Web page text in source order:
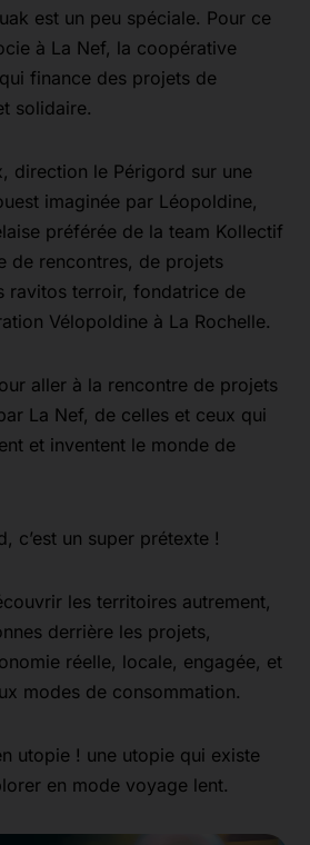
est un peu spéciale. Pour ce
à La Nef, la coopérative
finance des projets de
solidaire.
direction le Périgord sur une
imaginée par Léopoldine,
préférée de la team Kollectif
de rencontres, de projets
ravitos terroir, fondatrice de
Vélopoldine à La Rochelle.
aller à la rencontre de projets
La Nef, de celles et ceux qui
et inventent le monde de
c’est un super prétexte !
les territoires autrement,
derrière les projets,
réelle, locale, engagée, et
modes de consommation.
utopie ! une utopie qui existe
en mode voyage lent.